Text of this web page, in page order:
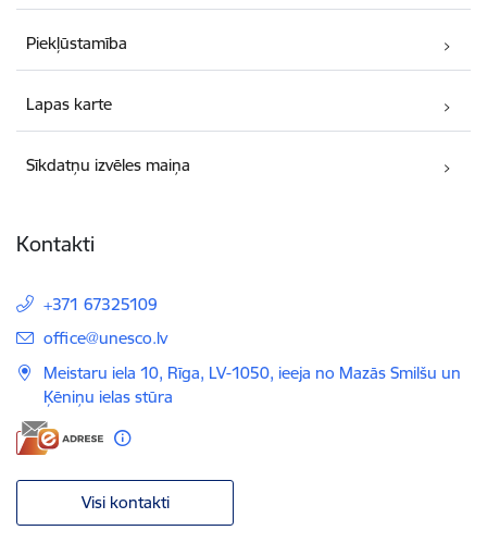
Piekļūstamība
Lapas karte
Sīkdatņu izvēles maiņa
Kontakti
+371 67325109
E-pasts:
office@unesco.lv
Meistaru iela 10, Rīga, LV-1050, ieeja no Mazās Smilšu un
Ķēniņu ielas stūra
Visi kontakti